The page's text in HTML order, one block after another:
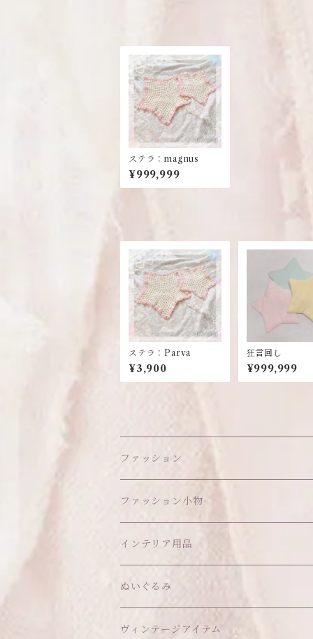
ステラ：magnus
¥999,999
ステラ：Parva
¥3,900
狂言回し
¥999,999
ファッション
ワンピース
アウター
トップス
ボトムス
ファッション小物
ヘッドアイテム
ヘアクリップ
ヘッドドレス
アクセサリー
イヤリング
ソックス
インテリア用品
オブジェ
ウォールデコ
ティッシュケース
ぬいぐるみ
ぬいちゃん本体
ヴィンテージアイテム